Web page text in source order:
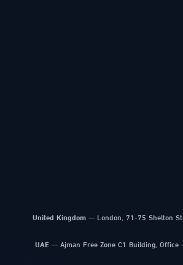
United Kingdom — London, 71-75 Shelton
UAE — Ajman Free Zone C1 Building,